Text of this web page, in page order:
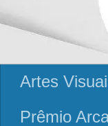
Artes
Prêmio